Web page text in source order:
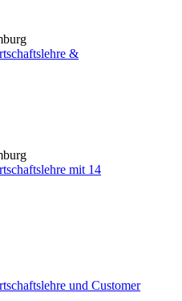
&
mit 14
und Customer